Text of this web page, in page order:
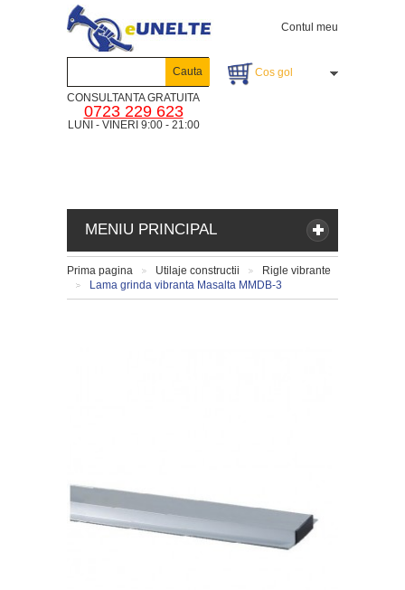
Contul meu
Cos gol
MENIU PRINCIPAL
CONSULTANTA GRATUITA
0723 229 623
LUNI - VINERI 9:00 - 21:00
Cauta
Prima pagina
>
Utilaje constructii
>
Rigle vibrante
Lama grinda vibranta Masalta MMDB-3